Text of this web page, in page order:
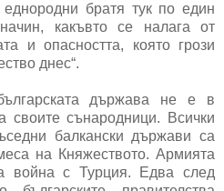
братя тук по един
какъвто се налага от
и опасността, която грози
днес“.
държава не е в
своите сънародници. Всички
балкански държави са
на Княжеството. Армията
война с Турция. Едва след